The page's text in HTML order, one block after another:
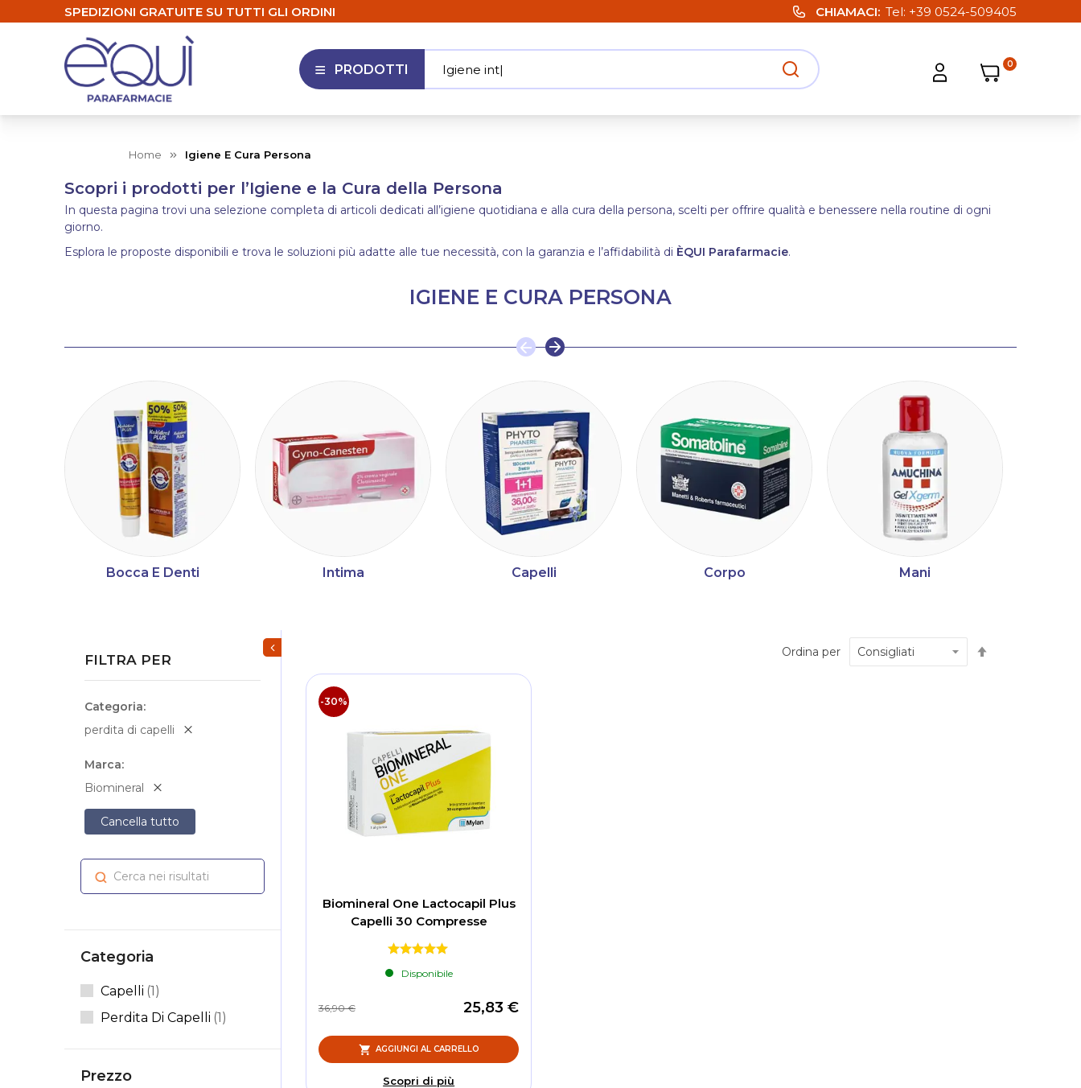
SPEDIZIONI GRATUITE SU TUTTI GLI ORDINI CHIAMACI Tel: +39 0524-509405
APRI MENU
PRODOTTI Apri ricerca
Igiene intima
Apri strumenti utente
Carrello
Carrello
0
Home Igiene E Cura Persona
Scopri i prodotti per l’Igiene e la Cura della Persona
In questa pagina trovi una selezione completa di articoli dedicati all’igiene quotidiana e alla cura della persona, scelti per offrire qualità e benessere nella routine di ogni
giorno.
Esplora le proposte disponibili e trova le soluzioni più adatte alle tue necessità, con la garanzia e l’affidabilità di ÈQUI Parafarmacie.
IGIENE E CURA PERSONA
Bocca E Denti Intima Capelli Corpo Mani
Ordina per
-30%
Biomineral One Lactocapil Plus
Capelli 30 Compresse
Disponibile
25,83 €
36,90 €
AGGIUNGI AL CARRELLO
Scopri di più
FILTRA PER
Categoria
perdita di capelli
Marca
Biomineral
Cancella tutto
Cerca nei risultati Cerca
Categoria
Capelli 1 Elemento
Perdita Di Capelli 1 Elemento
Prezzo
Mostra/Nascondi filtri